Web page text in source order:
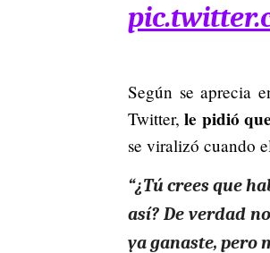
Según se aprecia
Twitter,le pidió
se viralizó cuando
“¿Tú crees que
así? De verdad
ya ganaste, pero